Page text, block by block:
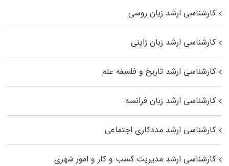
کارشناسی ارشد زبان روسی
کارشناسی ارشد زبان ژاپنی
کارشناسی ارشد تاریخ و فلسفه علم
کارشناسی ارشد زبان فرانسه
کارشناسی ارشد مددکاری اجتماعی
کارشناسی ارشد مدیریت کسب و کار و امور شهری